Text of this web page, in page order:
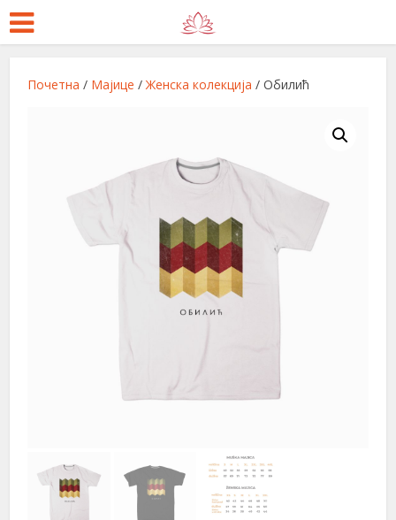
Почетна / Мајице /Женска колекција / Обилић